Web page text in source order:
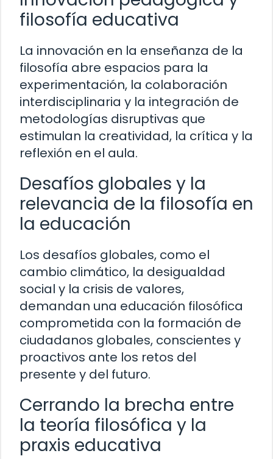
filosofía educativa
La innovación en la enseñanza de la
filosofía abre espacios para la
experimentación, la colaboración
interdisciplinaria y la integración de
metodologías disruptivas que
estimulan la creatividad, la crítica y la
reflexión en el aula.
Desafíos globales y la
relevancia de la filosofía en
la educación
Los desafíos globales, como el
cambio climático, la desigualdad
social y la crisis de valores,
demandan una educación filosófica
comprometida con la formación de
ciudadanos globales, conscientes y
proactivos ante los retos del
presente y del futuro.
Cerrando la brecha entre
la teoría filosófica y la
praxis educativa